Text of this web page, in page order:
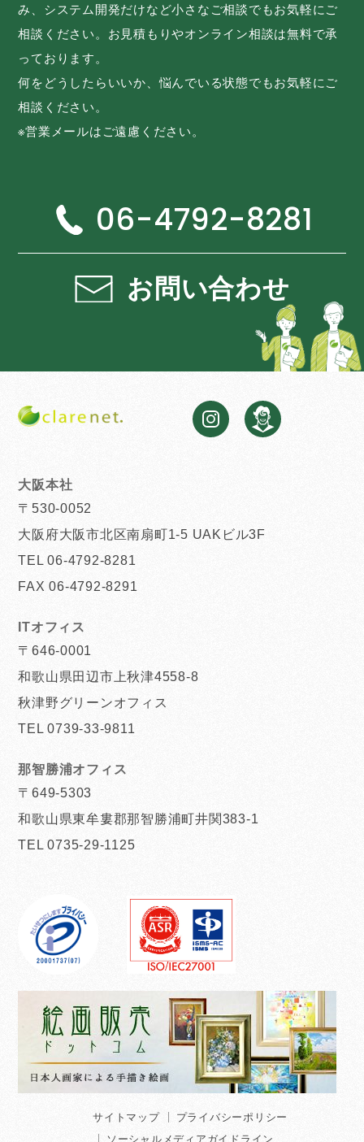
み、システム開発だけなど小さなご相談でもお気軽にご
相談ください。お見積もりやオンライン相談は無料で承
っております。
何をどうしたらいいか、悩んでいる状態でもお気軽にご
相談ください。
※営業メールはご遠慮ください。
06-4792-8281
お問い合わせ
大阪本社
〒530-0052
大阪府大阪市北区南扇町1-5 UAKビル3F
TEL 06-4792-8281
FAX 06-4792-8291
ITオフィス
〒646-0001
和歌山県田辺市上秋津4558-8
秋津野グリーンオフィス
TEL 0739-33-9811
那智勝浦オフィス
〒649-5303
和歌山県東牟婁郡那智勝浦町井関383-1
TEL 0735-29-1125
サイトマップ
プライバシーポリシー
ソーシャルメディアガイドライン